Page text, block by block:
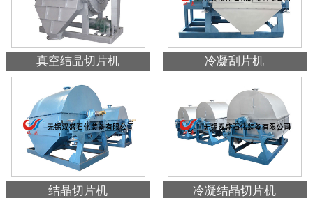
真空结晶切片机 冷凝刮片机
结晶切片机 冷凝结晶切片机